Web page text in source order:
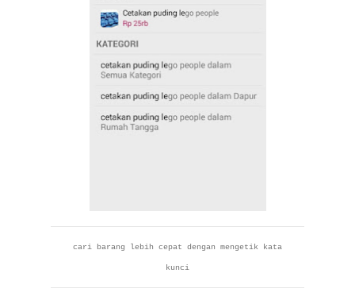
cari barang lebih cepat dengan mengetik kata
kunci